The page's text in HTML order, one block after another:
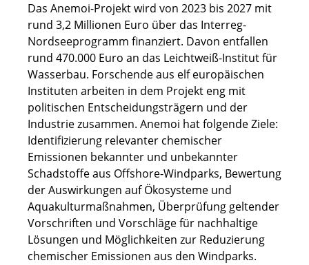
Das Anemoi-Projekt wird von 2023 bis 2027 mit
rund 3,2 Millionen Euro über das Interreg-
Nordseeprogramm finanziert. Davon entfallen
rund 470.000 Euro an das Leichtweiß-Institut für
Wasserbau. Forschende aus elf europäischen
Instituten arbeiten in dem Projekt eng mit
politischen Entscheidungsträgern und der
Industrie zusammen. Anemoi hat folgende Ziele:
Identifizierung relevanter chemischer
Emissionen bekannter und unbekannter
Schadstoffe aus Offshore-Windparks, Bewertung
der Auswirkungen auf Ökosysteme und
Aquakulturmaßnahmen, Überprüfung geltender
Vorschriften und Vorschläge für nachhaltige
Lösungen und Möglichkeiten zur Reduzierung
chemischer Emissionen aus den Windparks.